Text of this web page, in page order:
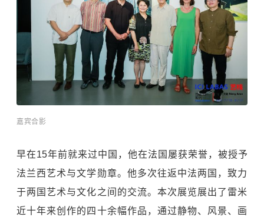
嘉宾合影
早在15年前就来过中国，他在法国屡获荣誉，被授予
法兰西艺术与文学勋章。他多次往返中法两国，致力
于两国艺术与文化之间的交流。本次展览展出了雷米
近十年来创作的四十余幅作品，通过静物、风景、画